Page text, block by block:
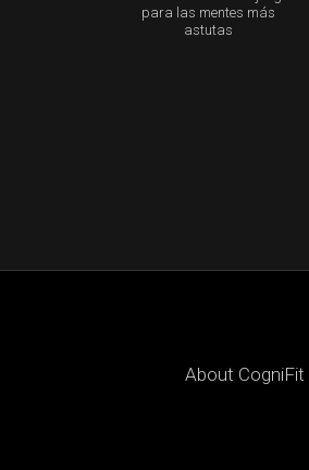
para las mentes más
astutas
About CogniFit